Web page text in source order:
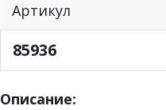
Артикул
85936
Описание: